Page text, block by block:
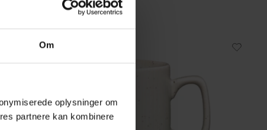
Om
oplysninger om
partnere kan kombinere
Fast lavpris